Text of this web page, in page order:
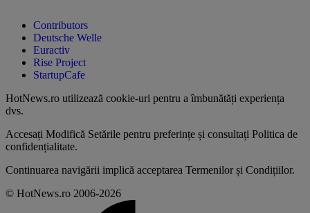
Contributors
Deutsche Welle
Euractiv
Rise Project
StartupCafe
HotNews.ro utilizează cookie-uri pentru a îmbunătăți experiența
dvs.
Accesați Modifică Setările pentru preferințe și consultați Politica de
confidențialitate.
Continuarea navigării implică acceptarea Termenilor și Condițiilor.
© HotNews.ro 2006-2026